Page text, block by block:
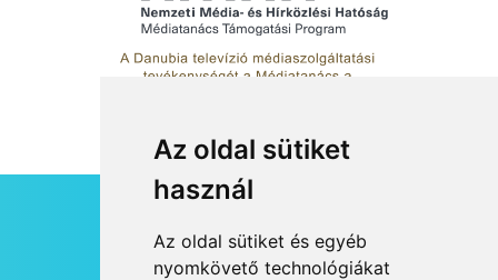
Az oldal sütiket
használ
Az oldal sütiket és egyéb
nyomkövető technológiákat
RSS